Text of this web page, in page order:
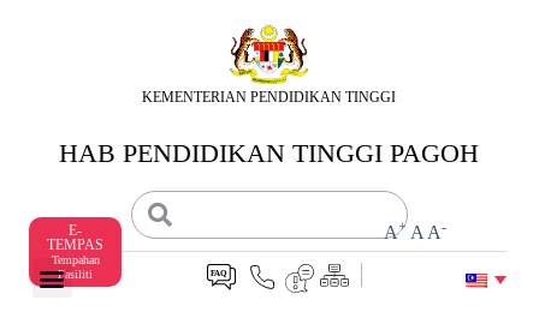
KEMENTERIAN PENDIDIKAN TINGGI
HAB PENDIDIKAN TINGGI PAGOH
E-
TEMPAS
Tempahan
Fasiliti
A+ A A-